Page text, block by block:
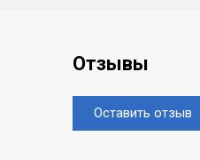
Отзывы
Оставить отзыв